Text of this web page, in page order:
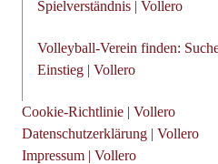
Spielverständnis | Vollero
Volleyball-Verein finden:
Einstieg | Vollero
Cookie-Richtlinie | Vollero
Datenschutzerklärung | Vollero
Impressum | Vollero